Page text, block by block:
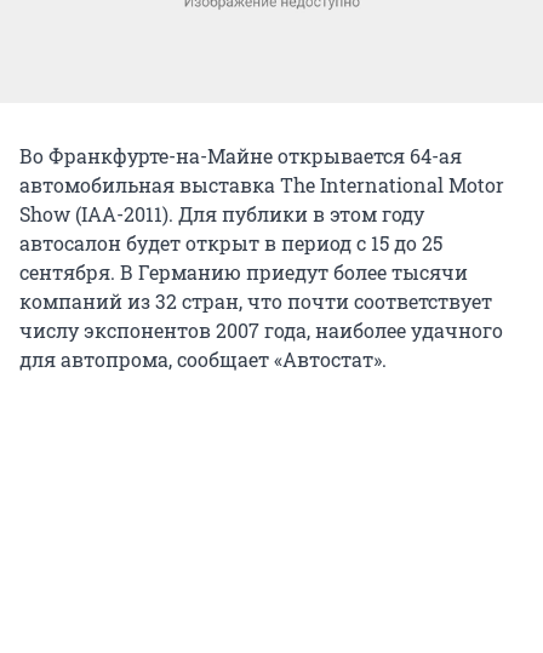
Во Франкфурте-на-Майне открывается 64-ая
автомобильная выставка The International Motor
Show (IAA-2011). Для публики в этом году
автосалон будет открыт в период с 15 до 25
сентября. В Германию приедут более тысячи
компаний из 32 стран, что почти соответствует
числу экспонентов 2007 года, наиболее удачного
для автопрома, сообщает «Автостат».